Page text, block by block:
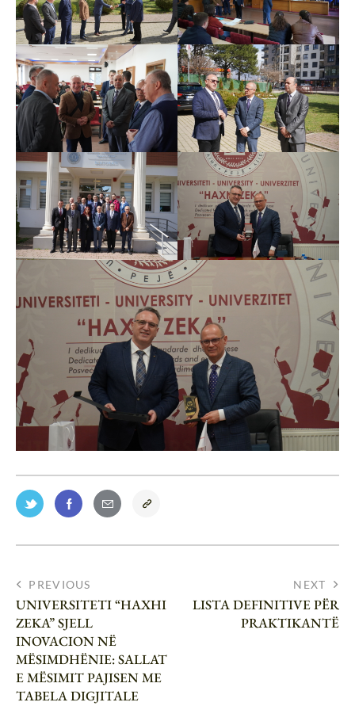
PREVIOUS
UNIVERSITETI “HAXHI
ZEKA” SJELL
INOVACION NË
MËSIMDHËNIE: SALLAT
E MËSIMIT PAJISEN ME
TABELA DIGJITALE
NEXT
LISTA DEFINITIVE PËR
PRAKTIKANTË